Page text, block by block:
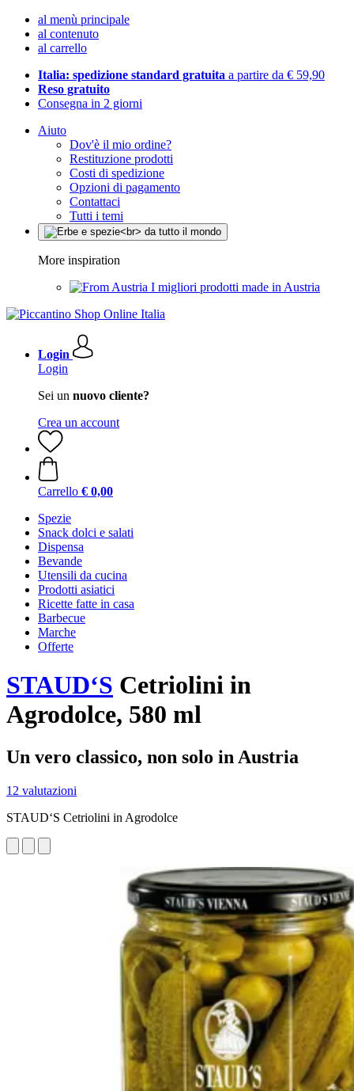
al menù principale
al contenuto
al carrello
Italia: spedizione standard gratuita a partire da € 59,90
Reso gratuito
Consegna in 2 giorni
Aiuto
Dov'è il mio ordine?
Restituzione prodotti
Costi di spedizione
Opzioni di pagamento
Contattaci
Tutti i temi
More inspiration
I migliori prodotti made in Austria
Login
Login
Sei un nuovo cliente?
Crea un account
Carrello € 0,00
Spezie
Snack dolci e salati
Dispensa
Bevande
Utensili da cucina
Prodotti asiatici
Ricette fatte in casa
Barbecue
Marche
Offerte
STAUD‘S Cetriolini in
Agrodolce, 580 ml
Un vero classico, non solo in Austria
12 valutazioni
STAUD‘S Cetriolini in Agrodolce